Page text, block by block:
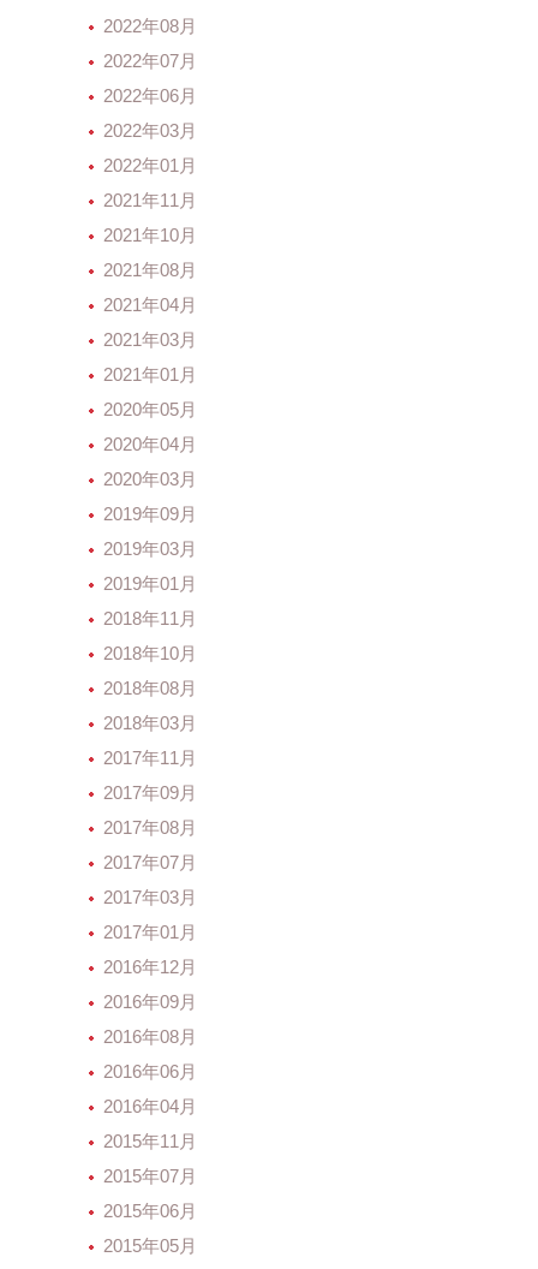
2022年08月
2022年07月
2022年06月
2022年03月
2022年01月
2021年11月
2021年10月
2021年08月
2021年04月
2021年03月
2021年01月
2020年05月
2020年04月
2020年03月
2019年09月
2019年03月
2019年01月
2018年11月
2018年10月
2018年08月
2018年03月
2017年11月
2017年09月
2017年08月
2017年07月
2017年03月
2017年01月
2016年12月
2016年09月
2016年08月
2016年06月
2016年04月
2015年11月
2015年07月
2015年06月
2015年05月